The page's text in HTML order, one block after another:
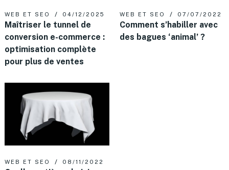
WEB ET SEO 04/12/2025
Maîtriser le tunnel de
conversion e-commerce :
optimisation complète
pour plus de ventes
WEB ET SEO 07/07/2022
Comment s’habiller avec
des bagues ‘animal’ ?
WEB ET SEO 08/11/2022